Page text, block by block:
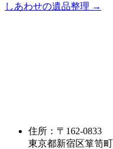
しあわせの遺品整理 →
住所：〒162-0833
東京都新宿区箪笥